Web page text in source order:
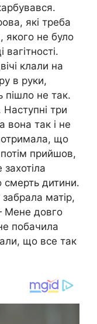
які треба
якого не було
клали на
в руки,
пішло не так.
три
вона так і не
що
прийшов,
смерть дитини.
матір,
Мене довго
побачила
що все так